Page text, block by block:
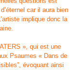
car il aura bien
implique donc la
», qui est une
Psaumes « Dans de
évoquant ainsi